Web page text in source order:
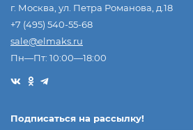
г. Москва, ул. Петра Романова, д.18
+7 (495) 540-55-68
sale@elmaks.ru
Пн—Пт: 10:00—18:00
Подписаться на рассылкy!